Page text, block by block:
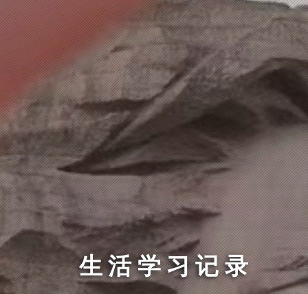
生活学习记录